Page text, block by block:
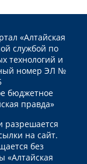
«Алтайская
службой по
технологий и
номер ЭЛ №
бюджетное
правда»
разрешается
на сайт.
без
«Алтайская